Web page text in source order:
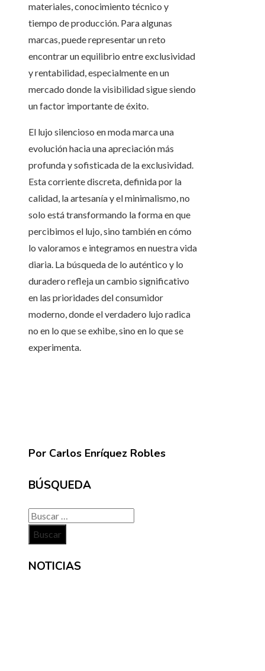
materiales, conocimiento técnico y
tiempo de producción. Para algunas
marcas, puede representar un reto
encontrar un equilibrio entre exclusividad
y rentabilidad, especialmente en un
mercado donde la visibilidad sigue siendo
un factor importante de éxito.
El lujo silencioso en moda marca una
evolución hacia una apreciación más
profunda y sofisticada de la exclusividad.
Esta corriente discreta, definida por la
calidad, la artesanía y el minimalismo, no
solo está transformando la forma en que
percibimos el lujo, sino también en cómo
lo valoramos e integramos en nuestra vida
diaria. La búsqueda de lo auténtico y lo
duradero refleja un cambio significativo
en las prioridades del consumidor
moderno, donde el verdadero lujo radica
no en lo que se exhibe, sino en lo que se
experimenta.
Por Carlos Enríquez Robles
BÚSQUEDA
Buscar:
NOTICIAS